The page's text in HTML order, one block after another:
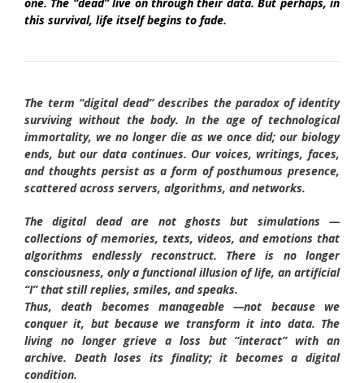
this survival, life itself begins to fade.
The term “digital dead” describes the paradox of identity
surviving without the body. In the age of technological
immortality, we no longer die as we once did; our biology
ends, but our data continues. Our voices, writings, faces,
and thoughts persist as a form of posthumous presence,
scattered across servers, algorithms, and networks.
The digital dead are not ghosts but simulations —
collections of memories, texts, videos, and emotions that
algorithms endlessly reconstruct. There is no longer
consciousness, only a functional illusion of life, an artificial
“I” that still replies, smiles, and speaks.
Thus, death becomes manageable —not because we
conquer it, but because we transform it into data. The
living no longer grieve a loss but “interact” with an
archive. Death loses its finality; it becomes a digital
condition.